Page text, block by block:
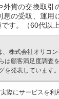
貨の交換取引
の受取、運用
す。（60代以上
、株式会社オリコ
は顧客満足度調査
を発表しています。
際にサービスを利